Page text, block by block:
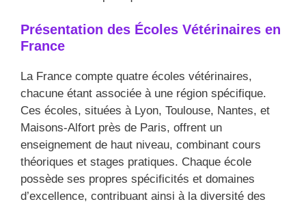
Présentation des Écoles Vétérinaires en
France
La France compte quatre écoles vétérinaires,
chacune étant associée à une région spécifique.
Ces écoles, situées à Lyon, Toulouse, Nantes, et
Maisons-Alfort près de Paris, offrent un
enseignement de haut niveau, combinant cours
théoriques et stages pratiques. Chaque école
possède ses propres spécificités et domaines
d’excellence, contribuant ainsi à la diversité des